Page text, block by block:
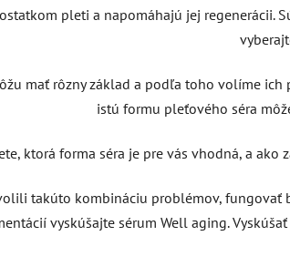
pleti a napomáhajú jej regenerácii.
mať rôzny základ a podľa toho volíme
istú formu pleťového séra
ktorá forma séra je pre vás vhodná, a
takúto kombináciu problémov, fungovať
vyskúšajte sérum Well aging.